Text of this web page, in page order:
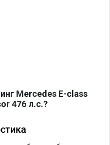
Mercedes E-class
476 л.с.?